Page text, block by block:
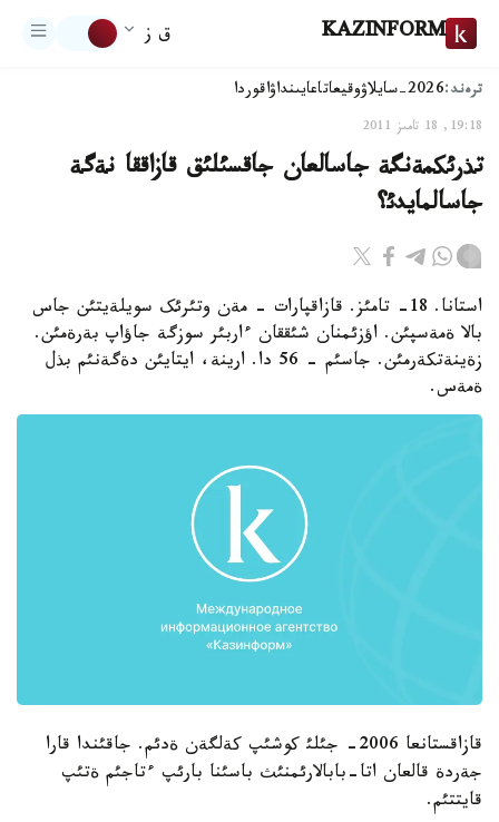
KAZINFORM ق ز
ترەند:2026-سايلاۋ وقيعاتاعايىنداۋاقوردا
19:18, 18 تامىز 2011
تذرئکمةنگة جاسالعان جاقسئلئق قازاققا نةگة
جاسالمايدئ؟
استانا. 18- تامئز. قازاقپارات - مةن وتئرئک سويلةيتئن جاس
بالا ةمةسپئن. اؤزئمنان شئققان ءاربئر سوزگة جاؤاپ بةرةمئن.
زةينةتکةرمئن. جاسئم - 56 دا. ارينة، ايتايئن دةگةنئم بذل
ةمةس.
قازاقستانعا 2006- جئلئ کوشئپ کةلگةن ةدئم. جاقئندا قارا
جةردة قالعان اتا-بابالارئمنئث باسئنا بارئپ ءتاجئم ةتئپ
قايتتئم.